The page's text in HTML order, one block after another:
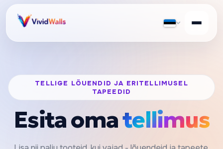
TELLIGE LÕUENDID JA ERITELLIMUSEL
TAPEEDID
Esita omatellimus